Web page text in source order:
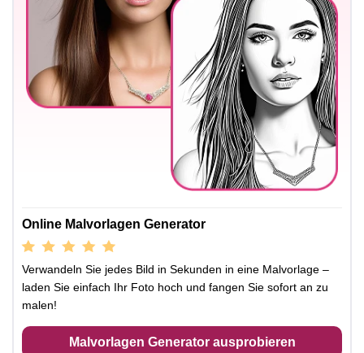
Online Malvorlagen Generator
Verwandeln Sie jedes Bild in Sekunden in eine Malvorlage –
laden Sie einfach Ihr Foto hoch und fangen Sie sofort an zu
malen!
Malvorlagen Generator ausprobieren